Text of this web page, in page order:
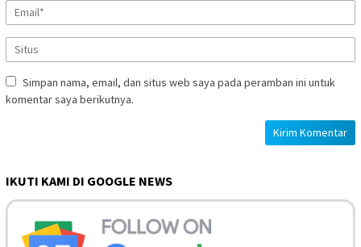
Simpan nama, email, dan situs web saya pada peramban ini untuk
komentar saya berikutnya.
IKUTI KAMI DI GOOGLE NEWS